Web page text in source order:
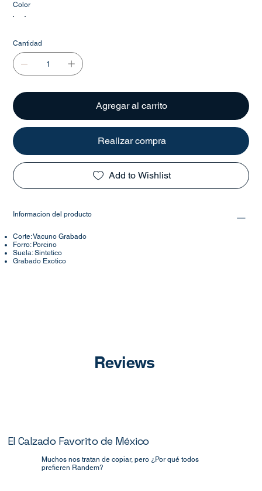
Color
Cantidad
Agregar al carrito
Realizar compra
Add to Wishlist
Informacion del producto
Corte: Vacuno Grabado
Forro: Porcino
Suela: Sintetico
Grabado Exotico
Reviews
El Calzado Favorito de México
Muchos nos tratan de copiar, pero ¿Por qué todos
prefieren Randem?